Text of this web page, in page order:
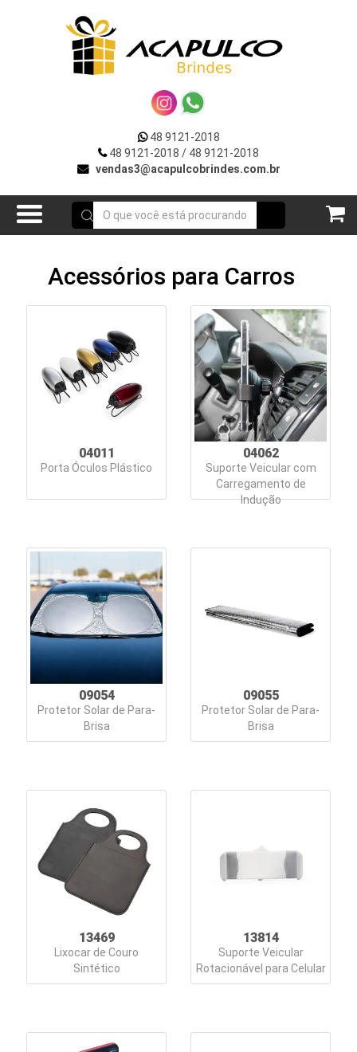
48 9121-2018
48 9121-2018 / 48 9121-2018
vendas3@acapulcobrindes.com.br
VOLTAR
***DIA
Acessórios
p/
Celular
para
Carros
e
Bebidas
Cadernetas
Bolsas
Caixas
de
Som
Canecas
Canetas
Carregadores
Conjuntos
Executivos
Copos
Cozinha
Cuidados
Pessoais
Diversos
Esportes
Acessórios para Carros
04011
Porta Óculos Plástico
04062
Suporte Veicular com
Carregamento de
Indução
09054
Protetor Solar de Para-
Brisa
09055
Protetor Solar de Para-
Brisa
13469
Lixocar de Couro
Sintético
13814
Suporte Veicular
Rotacionável para Celular